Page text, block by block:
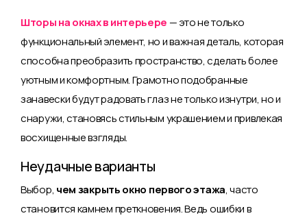
Шторы на окнах в интерьере — это не только
функциональный элемент, но и важная деталь, которая
способна преобразить пространство, сделать более
уютным и комфортным. Грамотно подобранные
занавески будут радовать глаз не только изнутри, но и
снаружи, становясь стильным украшением и привлекая
восхищенные взгляды.
Неудачные варианты
Выбор, чем закрыть окно первого этажа, часто
становится камнем преткновения. Ведь ошибки в